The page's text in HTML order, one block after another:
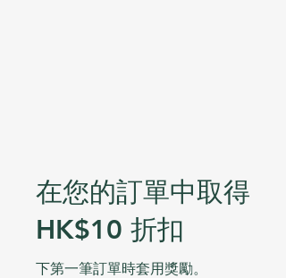
在您的訂單中取得
HK$10 折扣
下第一筆訂單時套用獎勵。